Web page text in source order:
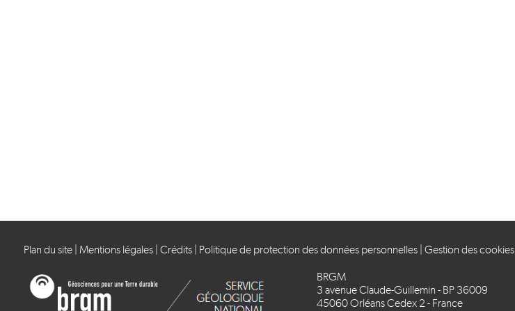
Plan du site| Mentions légales| Crédits| Politique de protection des données personnelles| Gestion des cookies
BRGM
3 avenue Claude-Guillemin - BP 36009
45060 Orléans Cedex 2 - France